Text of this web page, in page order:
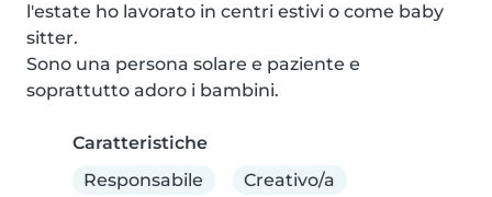
l'estate ho lavorato in centri estivi o come baby
sitter.
Sono una persona solare e paziente e
soprattutto adoro i bambini.
Caratteristiche
Responsabile
Creativo/a